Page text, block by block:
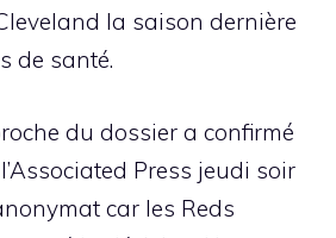
la saison dernière
de santé.
du dossier a confirmé
Press jeudi soir
car les Reds